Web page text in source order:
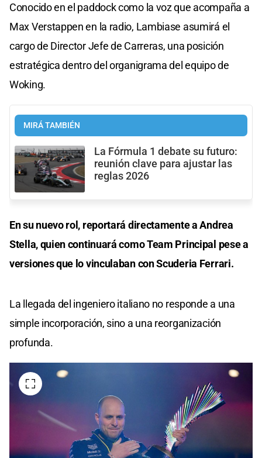
Conocido en el paddock como la voz que acompaña a
Max Verstappen en la radio, Lambiase asumirá el
cargo de Director Jefe de Carreras, una posición
estratégica dentro del organigrama del equipo de
Woking.
MIRÁ TAMBIÉN
La Fórmula 1 debate su futuro:
reunión clave para ajustar las
reglas 2026
En su nuevo rol, reportará directamente a Andrea
Stella, quien continuará como Team Principal pese a
versiones que lo vinculaban con Scuderia Ferrari.
La llegada del ingeniero italiano no responde a una
simple incorporación, sino a una reorganización
profunda.